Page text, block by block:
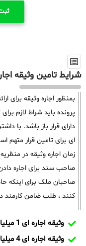
شرایط تامین وثیقه
بمنظور اجاره وثیقه برای
پرونده باید شراط لازم
دارای قرار باز باشد. با
ای برای تامین قرار متهم
زمان اجاره وثیقه در
صاحب سند برای اجاره
صاحبان ملک برای اینکه
کنند ، طلب ضامن کارمند
وثیقه اجاره ای 1 میلیاردی در منظریه
وثیقه اجاره ای 4 میلیاردی در منظریه